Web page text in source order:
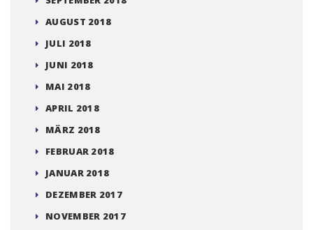
AUGUST 2018
JULI 2018
JUNI 2018
MAI 2018
APRIL 2018
MÄRZ 2018
FEBRUAR 2018
JANUAR 2018
DEZEMBER 2017
NOVEMBER 2017